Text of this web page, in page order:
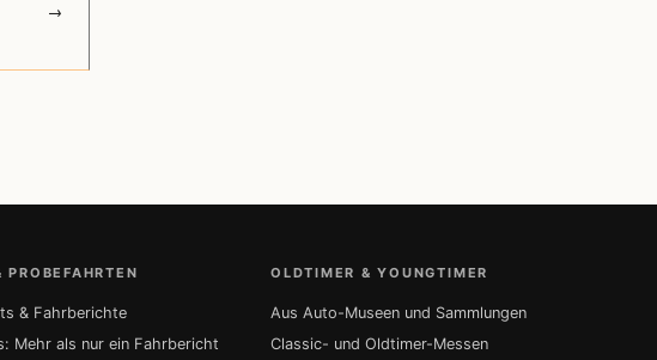
→
PROBEFAHRTEN
& Fahrberichte
Mehr als nur ein Fahrbericht
OLDTIMER & YOUNGTIMER
Aus Auto-Museen und Sammlungen
Classic- und Oldtimer-Messen